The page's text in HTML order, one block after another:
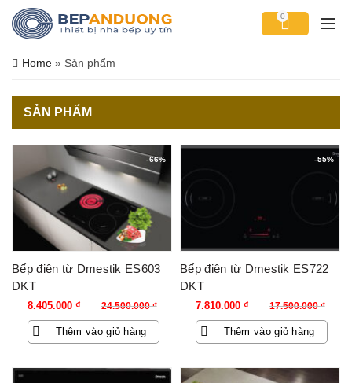
0
Home » Sản phẩm
SẢN PHẨM
-66%
Bếp điện từ Dmestik ES603
DKT
24.500.000₫
Giá
gốc
là:
8.405.000 ₫
Giá
hiện
tại
Thêm vào giỏ hàng
-55%
Bếp điện từ Dmestik ES722
DKT
17.500.000₫
Giá
gốc
là:
7.810.000 ₫
Giá
hiện
tại
Thêm vào giỏ hàng